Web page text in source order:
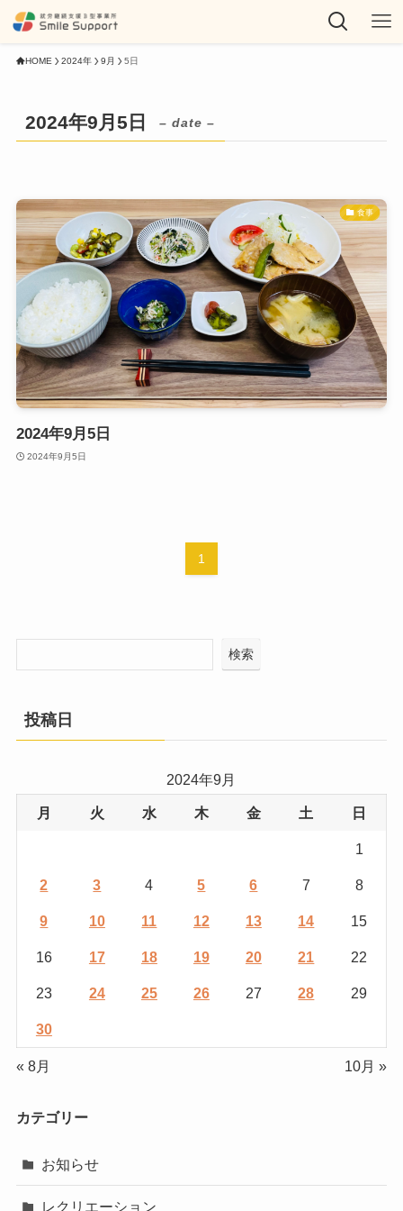
HOME 2024年 9月 5日
2024年9月5日 – date –
食事
2024年9月5日
2024年9月5日
1
検索
投稿日
2024年9月
月 火 水 木 金 土 日
1
2 3 4 5 6 7 8
9 10 11 12 13 14 15
16 17 18 19 20 21 22
23 24 25 26 27 28 29
30
« 8月 10月 »
カテゴリー
お知らせ
レクリエーション